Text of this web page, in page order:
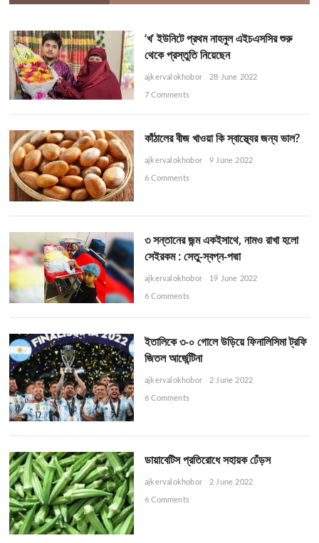
‘খ’ ইউনিটে প্রথম নাহনুল এইচএসসির শুরু
থেকে প্রস্তুতি নিয়েছেন
ajkervalokhobor 28 June 2022
7 Comments
কাঁঠালের বীজ খাওয়া কি স্বাস্থ্যের জন্য ভাল?
ajkervalokhobor 9 June 2022
6 Comments
৩ সন্তানের জন্ম একইসাথে, নামও রাখা হলো
সেইরকম : সেতু-স্বপ্ন-পদ্মা
ajkervalokhobor 19 June 2022
6 Comments
ইতালিকে ৩-০ গোলে উড়িয়ে ফিনালিসিমা ট্রফি
জিতল আর্জেন্টিনা
ajkervalokhobor 2 June 2022
6 Comments
ডায়াবেটিস প্রতিরোধে সহায়ক ঢেঁড়স
ajkervalokhobor 2 June 2022
6 Comments